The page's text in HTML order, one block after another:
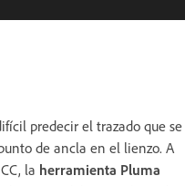
predecir el trazado que se
de ancla en el lienzo. A
la herramienta Pluma